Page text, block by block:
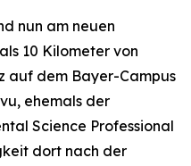
nun am neuen
10 Kilometer von
auf dem Bayer-Campus
ehemals der
Science Professional
dort nach der